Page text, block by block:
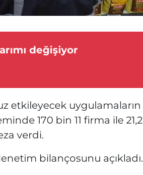
değişiyor
etkileyecek uygulamaların
170 bin 11 firma ile 21,2
verdi.
bilançosunu açıkladı.